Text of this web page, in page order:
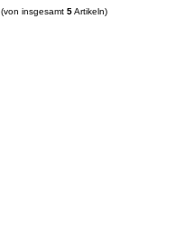
(von insgesamt 5Artikeln)